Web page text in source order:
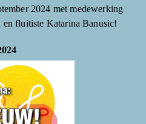
2024 met medewerking
en fluitiste Katarina Banusic!